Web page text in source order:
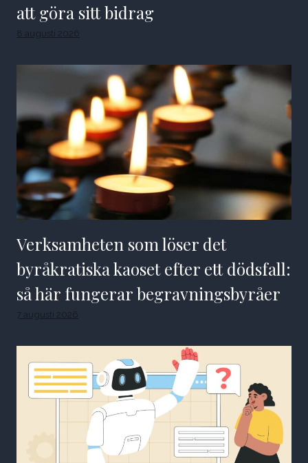
att göra sitt bidrag
8 augusti 2026
Verksamheten som löser det
byråkratiska kaoset efter ett dödsfall:
så här fungerar begravningsbyråer
7 augusti 2026